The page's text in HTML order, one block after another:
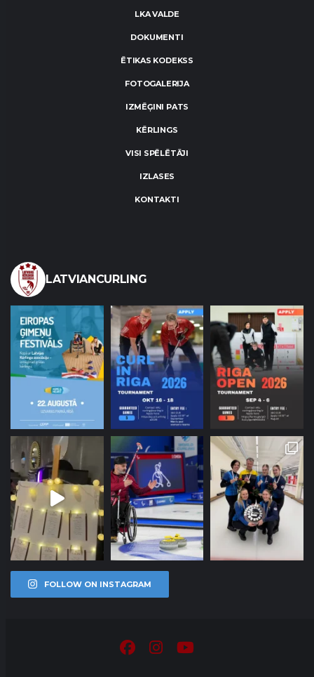
LKA VALDE
DOKUMENTI
ĒTIKAS KODEKSS
FOTOGALERIJA
IZMĒĢINI PATS
KĒRLINGS
VISI SPĒLĒTĀJI
IZLASES
KONTAKTI
LATVIANCURLING
FOLLOW ON INSTAGRAM